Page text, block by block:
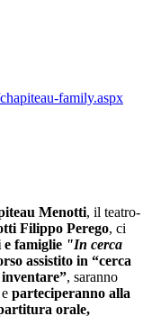
family.aspx
Menotti, il teatro-
Filippo Perego, ci
famiglie "In cerca
assistito in “cerca
, saranno
parteciperanno alla
orale,